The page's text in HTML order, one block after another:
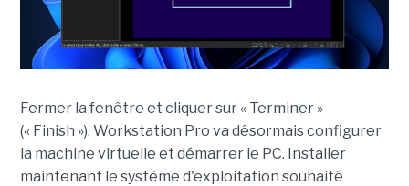
Fermer la fenêtre et cliquer sur « Terminer »
(« Finish »). Workstation Pro va désormais configurer
la machine virtuelle et démarrer le PC. Installer
maintenant le système d'exploitation souhaité